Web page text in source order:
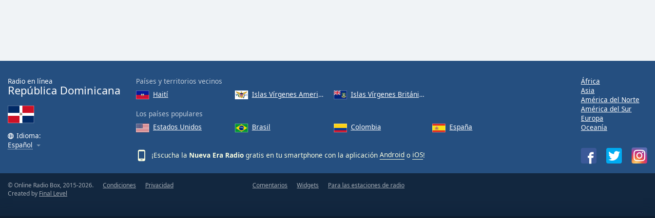
modal
window.
Beginning
Escape
will
cancel
Radio en línea
República Dominicana
Idioma:
Español
Países y territorios vecinos
Haití
Islas Vírgenes Americanas Islas Vírgenes Británicas
Los países populares
Estados Unidos
Brasil Colombia España
¡Escucha la Nueva Era Radio gratis en tu smartphone con la aplicación Android o iOS!
África
Asia
América del Norte
América del Sur
Europa
Oceanía
© Online Radio Box, 2015-2026.
Created by Final Level
Condiciones Privacidad Comentarios Widgets Para las estaciones de radio